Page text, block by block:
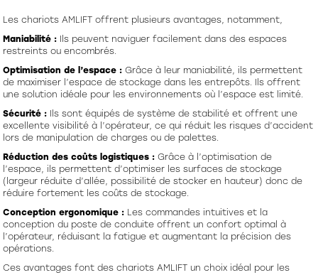
Les chariots AMLIFT offrent plusieurs avantages, notamment,
Maniabilité : Ils peuvent naviguer facilement dans des espaces
restreints ou encombrés.
Optimisation de l’espace : Grâce à leur maniabilité, ils permettent
de maximiser l’espace de stockage dans les entrepôts. Ils offrent
une solution idéale pour les environnements où l’espace est limité.
Sécurité : Ils sont équipés de système de stabilité et offrent une
excellente visibilité à l’opérateur, ce qui réduit les risques d’accident
lors de manipulation de charges ou de palettes.
Réduction des coûts logistiques : Grâce à l’optimisation de
l’espace, ils permettent d’optimiser les surfaces de stockage
(largeur réduite d’allée, possibilité de stocker en hauteur) donc de
réduire fortement les coûts de stockage.
Conception ergonomique : Les commandes intuitives et la
conception du poste de conduite offrent un confort optimal à
l’opérateur, réduisant la fatigue et augmentant la précision des
opérations.
Ces avantages font des chariots AMLIFT un choix idéal pour les